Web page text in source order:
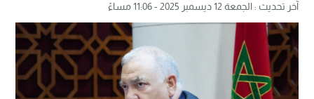
آخر تحديث : الجمعة 12 ديسمبر 2025 - 11:06 مساءً